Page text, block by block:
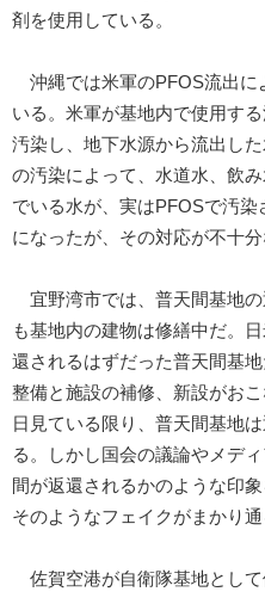
剤を使用している。
沖縄では米軍のPFOS流出に
いる。米軍が基地内で使用す
汚染し、地下水源から流出し
の汚染によって、水道水、飲
でいる水が、実はPFOSで汚
になったが、その対応が不十
宜野湾市では、普天間基地
も基地内の建物は修繕中だ。
還されるはずだった普天間基
整備と施設の補修、新設がお
日見ている限り、普天間基地
る。しかし国会の議論やメデ
間が返還されるかのような印
そのようなフェイクがまかり通
佐賀空港が自衛隊基地として